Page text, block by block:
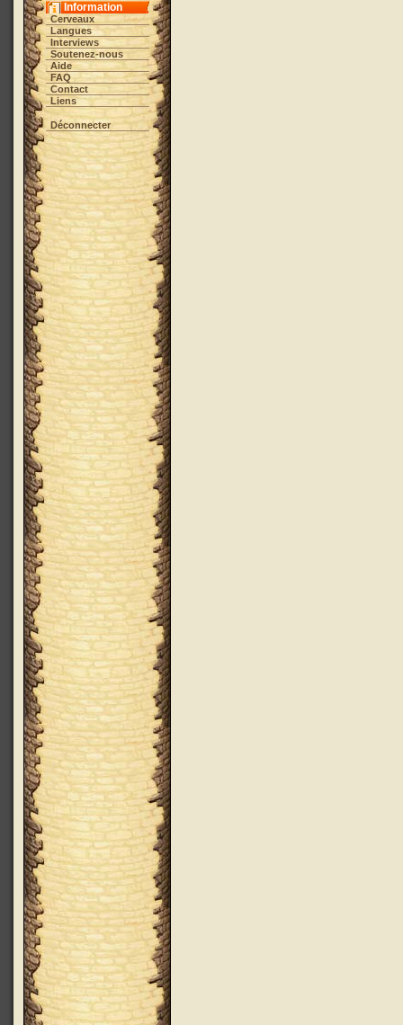
Information
Cerveaux
Langues
Interviews
Soutenez-nous
Aide
FAQ
Contact
Liens
Déconnecter